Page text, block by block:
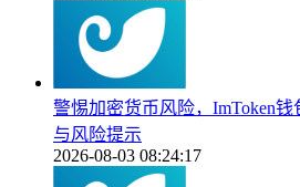
警惕加密货币风险，ImToken
与风险提示
2026-08-03 08:24:17